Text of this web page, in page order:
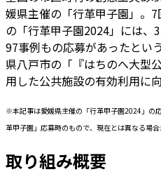
媛県主催の「行革甲子園」。
の「行革甲子園2024」には、
97事例もの応募があったとい
県八戸市の「『はちのへ大型
用した公共施設の有効利用に
※本記事は愛媛県主催の「行革甲子園2024」の
革甲子園」応募時のもので、現在とは異なる場
取り組み概要